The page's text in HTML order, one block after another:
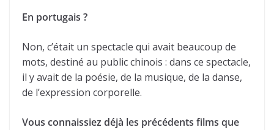
En portugais ?
Non, c’était un spectacle qui avait beaucoup de
mots, destiné au public chinois : dans ce spectacle,
il y avait de la poésie, de la musique, de la danse,
de l’expression corporelle.
Vous connaissiez déjà les précédents films que